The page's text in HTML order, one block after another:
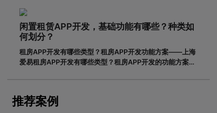
的来了吗？据调查，截至2018年6月，我国网民规模达8.02
亿，普及率57.7%。其中，手机网民规模已达7.8
闲置租赁APP开发，基础功能有哪些？种类如
何划分？
租房APP开发有哪些类型？租房APP开发功能方案——上海
爱易租房APP开发有哪些类型？租房APP开发的功能方案
推荐案例